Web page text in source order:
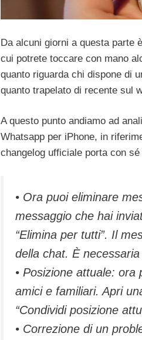
Da alcuni giorni a questa parte
cui potrete toccare con mano
quanto riguarda chi dispone di
quanto trapelato di recente sul
A questo punto andiamo ad
Whatsapp per iPhone, in
changelog ufficiale porta con
• Ora puoi eliminare
messaggio che hai
“Elimina per tutti”. Il
della chat. È
• Posizione attuale:
amici e familiari. Apri
“Condividi posizione
• Correzione di un